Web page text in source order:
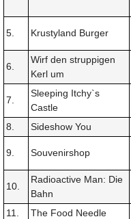
5. Krustyland Burger
6.
Wirf den struppigen
Kerl um
7.
Sleeping Itchy`s
Castle
8. Sideshow You
9. Souvenirshop
10.
Radioactive Man: Die
Bahn
11. The Food Needle